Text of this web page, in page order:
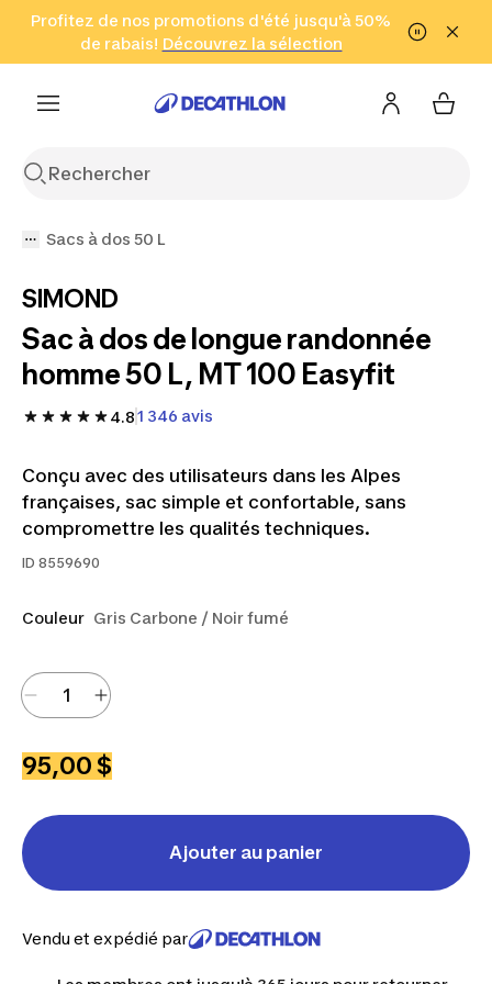
Aller à la recherche Aller au contenu Aller au pied de
Profitez de nos promotions d'été jusqu'à 50%
de rabais! Découvrez la sélection
Cliquez ici
en seulement 2 h!
(Zones sélectionnées)
Sacs à dos 50 L
SIMOND
Sac à dos de longue randonnée
homme 50 L, MT 100 Easyfit
4.81 346 avis
Conçu avec des utilisateurs dans les Alpes
françaises, sac simple et confortable, sans
compromettre les qualités techniques.
ID 8559690
Couleur Gris Carbone / Noir fumé
95,00 $
Ajouter au panier
Vendu et expédié par